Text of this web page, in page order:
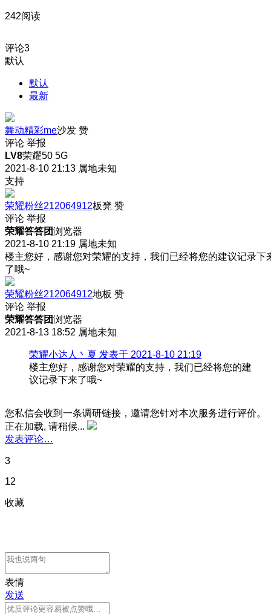
242阅读
评论3
默认
默认
最新
舞动精彩me沙发 赞
评论 举报
LV8荣耀50 5G
2021-8-10 21:13 属地未知
支持
荣耀粉丝212064912板凳 赞
评论 举报
荣耀答答团浏览器
2021-8-10 21:19 属地未知
楼主您好，感谢您对荣耀的支持，我们已经将您的建议记录下
了哦~
荣耀粉丝212064912地板 赞
评论 举报
荣耀答答团浏览器
2021-8-13 18:52 属地未知
荣耀小达人丶夏 发表于 2021-8-10 21:19
楼主您好，感谢您对荣耀的支持，我们已经将您的建
议记录下来了哦~
您私信会收到一条调研链接，邀请您针对本次服务进行评价。
正在加载, 请稍候...
发表评论…
3
12
收藏
表情
发送